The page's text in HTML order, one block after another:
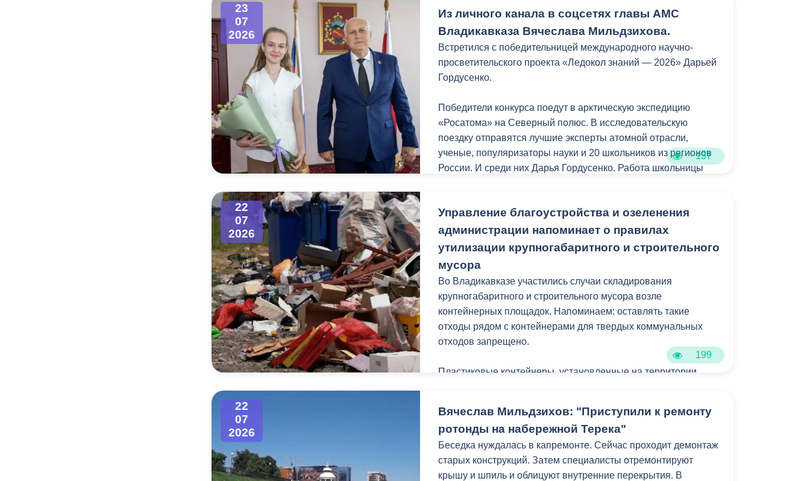
Муниципальный контроль
«После завершения ремонта школу планируется оснастить
современной мебелью, интерактивными досками,
компьютерной техникой. Также новое оборудование появится
в актовом и спортивном залах, столовой и библиотеке», -
говорит директор.
Школа №44 построена в 1988 году, и сегодня здесь впервые в
рамках нацпроекта «Молодежь и дети» проводится
капитальный ремонт. Отметим, ремонт в учебном заведении
проходит в два этапа. Первый этап планируется завершить в
конце лета.
23
07
2026
Из личного канала в соцсетях главы АМС
Владикавказа Вячеслава Мильдзихова.
Встретился с победительницей международного научно-
просветительского проекта «Ледокол знаний — 2026» Дарьей
Гордусенко.
Победители конкурса поедут в арктическую экспедицию
«Росатома» на Северный полюс. В исследовательскую
поездку отправятся лучшие эксперты атомной отрасли,
ученые, популяризаторы науки и 20 школьников из регионов
России. И среди них Дарья Гордусенко. Работа школьницы
Дарья мечтает стать медиком. Она очень увлечена и я уверен,
у нее все получится.
Отмечу, Дарья ученица владикавказской школы №27 имени
Ю.С. Кучиева.
137
22
07
2026
Управление благоустройства и озеленения
администрации напоминает о правилах
утилизации крупногабаритного и строительного
мусора
Во Владикавказе участились случаи складирования
крупногабаритного и строительного мусора возле
контейнерных площадок. Напоминаем: оставлять такие
отходы рядом с контейнерами для твердых коммунальных
отходов запрещено.
Пластиковые контейнеры, установленные на территории
строительного мусора, старой мебели, бытовой техники и
других крупногабаритных отходов является
административным правонарушением.
199
22
07
2026
Вячеслав Мильдзихов: "Приступили к ремонту
ротонды на набережной Терека"
Беседка нуждалась в капремонте. Сейчас проходит демонтаж
старых конструкций. Затем специалисты отремонтируют
крышу и шпиль и облицуют внутренние перекрытия. В